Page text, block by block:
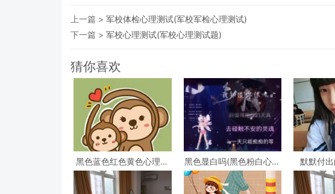
上一篇 > 军校体检心理测试(军校军检心理测试)
下一篇 > 军校心理测试(军校心理测试题)
猜你喜欢
黑色蓝色红色黄色心理测
试，心理测试 红色 黑色
黄色 蓝色 白色 绿色分别
是什么
黑色显白吗(黑色粉白心理
测试准吗)
默默付
试，